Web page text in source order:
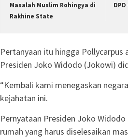
Masalah Muslim Rohingya di
Rakhine State
Pertanyaan itu hingga Pollycarpus
Presiden Joko Widodo (Jokowi)
“Kembali kami menegaskan
kejahatan ini.
Pernyataan Presiden Joko
rumah yang harus diselesaikan